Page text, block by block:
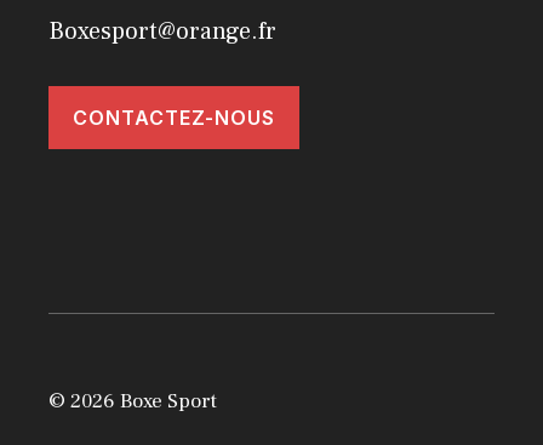
Boxesport@orange.fr
CONTACTEZ-NOUS
© 2026 Boxe Sport